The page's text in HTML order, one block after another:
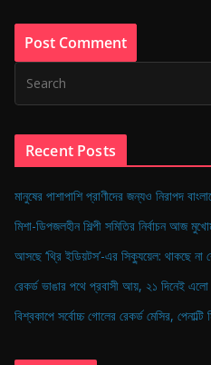
Recent Posts
মানুষের পাশাপাশি প্রাণীদের জন্যও নিরাপদ
মিশা-ডিপজলহীন শিল্পী সমিতির নির্বাচন আজ
আসছে ‘থ্রি ইডিয়টস’-এর সিক্যুয়েল: থাকছে না
রেকর্ড ভাঙার পথে প্রবাসী আয়, ২১ দিনেই এলো
বিশ্বকাপে সর্বোচ্চ গোলের রেকর্ড মেসির, পেনাল্টি